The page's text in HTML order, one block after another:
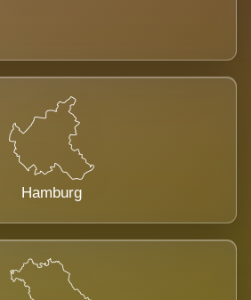
Hamburg